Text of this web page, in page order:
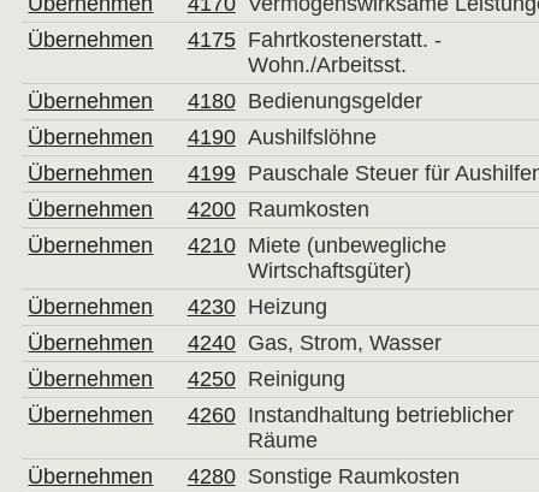
Übernehmen
4175 Fahrtkostenerstatt. -
Wohn./Arbeitsst.
Übernehmen
4180 Bedienungsgelder
Übernehmen
4190 Aushilfslöhne
Übernehmen
4199 Pauschale Steuer für
Übernehmen
4200 Raumkosten
Übernehmen
4210 Miete (unbewegliche
Wirtschaftsgüter)
Übernehmen
4230 Heizung
Übernehmen
4240 Gas, Strom, Wasser
Übernehmen
4250 Reinigung
Übernehmen
4260 Instandhaltung betrieblicher
Räume
Übernehmen
4280 Sonstige Raumkosten